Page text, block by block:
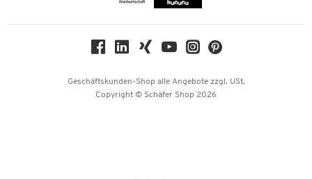
KinderHerz Zukunftsfonds
Geschäftskunden-Shop alle Angebote zzgl. USt.
Copyright © Schäfer Shop 2026